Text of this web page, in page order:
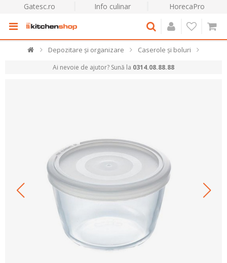
Gatesc.ro Info culinar HorecaPro
Depozitare și organizare Caserole și boluri
Ai nevoie de ajutor? Sună la 0314.08.88.88